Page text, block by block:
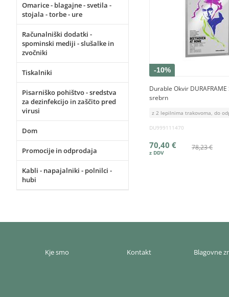
Omarice - blagajne - svetila -
stojala - torbe - ure
Računalniški dodatki -
spominski mediji - slušalke in
zvočniki
Tiskalniki
Pisarniško pohištvo - sredstva
za dezinfekcijo in zaščito pred
virusi
Dom
Promocije in odprodaja
Kabli - napajalniki - polnilci -
hubi
-10%
Durable Okvir DURAFRAME
srebrn
z 2 lepilnima trakovoma, do
DU999111470
78,23 €
70,40 €
Kje smo Kontakt Blagovne